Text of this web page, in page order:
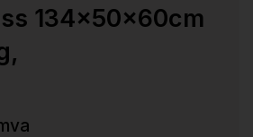
134x50x60cm